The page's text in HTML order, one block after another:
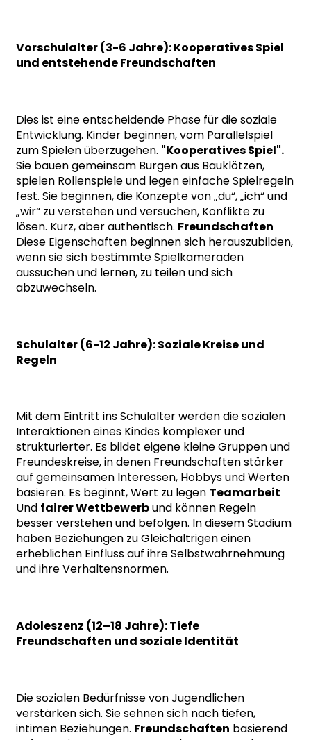
Vorschulalter (3-6 Jahre): Kooperatives Spiel
und entstehende Freundschaften
Dies ist eine entscheidende Phase für die soziale
Entwicklung. Kinder beginnen, vom Parallelspiel
zum Spielen überzugehen. "Kooperatives Spiel".
Sie bauen gemeinsam Burgen aus Bauklötzen,
spielen Rollenspiele und legen einfache Spielregeln
fest. Sie beginnen, die Konzepte von „du“, „ich“ und
„wir“ zu verstehen und versuchen, Konflikte zu
lösen. Kurz, aber authentisch. Freundschaften
Diese Eigenschaften beginnen sich herauszubilden,
wenn sie sich bestimmte Spielkameraden
aussuchen und lernen, zu teilen und sich
abzuwechseln.
Schulalter (6-12 Jahre): Soziale Kreise und
Regeln
Mit dem Eintritt ins Schulalter werden die sozialen
Interaktionen eines Kindes komplexer und
strukturierter. Es bildet eigene kleine Gruppen und
Freundeskreise, in denen Freundschaften stärker
auf gemeinsamen Interessen, Hobbys und Werten
basieren. Es beginnt, Wert zu legen Teamarbeit
Und fairer Wettbewerbund können Regeln
besser verstehen und befolgen. In diesem Stadium
haben Beziehungen zu Gleichaltrigen einen
erheblichen Einfluss auf ihre Selbstwahrnehmung
und ihre Verhaltensnormen.
Adoleszenz (12–18 Jahre): Tiefe
Freundschaften und soziale Identität
Die sozialen Bedürfnisse von Jugendlichen
verstärken sich. Sie sehnen sich nach tiefen,
intimen Beziehungen. Freundschaften basierend